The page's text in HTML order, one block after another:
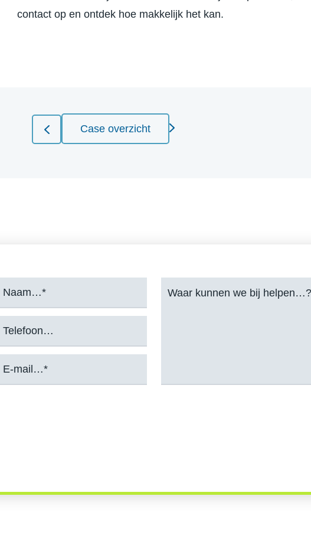
contact op en ontdek hoe makkelijk het kan.
Case overzicht
(Vereist)
mail
(Vereist)